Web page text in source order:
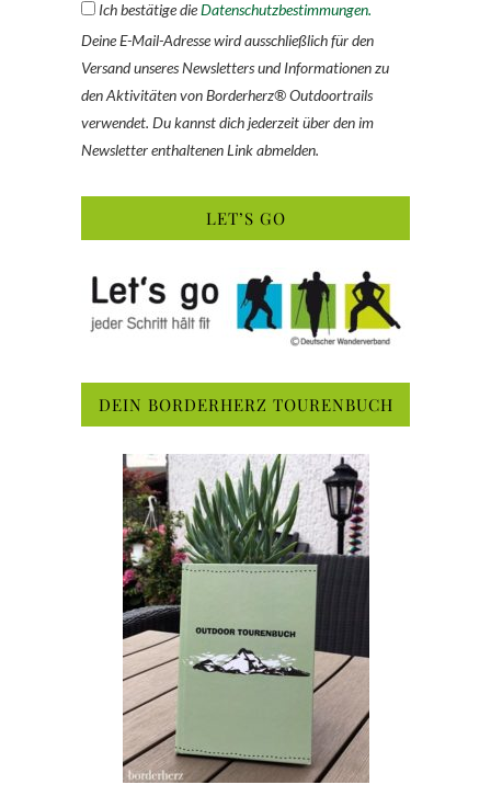
Ich bestätige dieDatenschutzbestimmungen.
Deine E-Mail-Adresse wird ausschließlich für den
Versand unseres Newsletters und Informationen zu
den Aktivitäten von Borderherz® Outdoortrails
verwendet. Du kannst dich jederzeit über den im
Newsletter enthaltenen Link abmelden.
LET’S GO
DEIN BORDERHERZ TOURENBUCH